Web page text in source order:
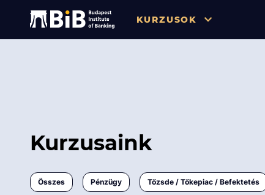
KURZUSOK
IT / Digitalizáció
Kurzusaink
Összes Pénzügy Tőzsde / Tőkepiac / Befektetés